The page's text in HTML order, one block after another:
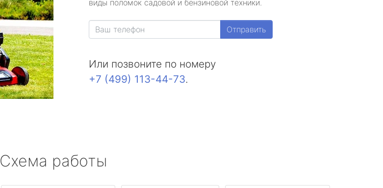
виды поломок садовой и бензиновой техники.
Отправить
Или позвоните по номеру
+7 (499) 113-44-73.
Схема работы